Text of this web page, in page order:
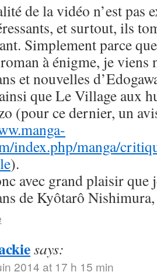
de la vidéo n’est pas
et surtout, ils
Simplement parce
à énigme, je viens
et nouvelles
que Le Village aux
(pour ce dernier, un
index.php/manga/
).
avec grand plaisir que
de Kyôtarô
says:
2014 at 17 h 15 min